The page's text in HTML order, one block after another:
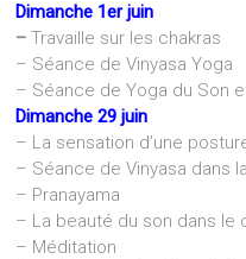
Dimanche 1er juin
–Travaille sur les chakras
– Séance de Vinyasa Yoga
– Séance de Yoga du Son
Dimanche 29 juin
– La sensation d’une
– Séance de Vinyasa dans
– Pranayama
– La beauté du son dans le
– Méditation